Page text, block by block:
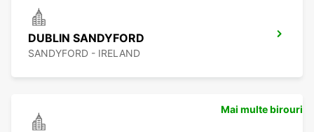
DUBLIN SANDYFORD
SANDYFORD - IRELAND
Mai multe birouri